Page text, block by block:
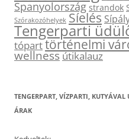
Spanyolország strandok
Szórakozóhelyek Síelés
Tengerparti
tóparttörténelmi
wellnessútikalauz
TENGERPART, VÍZPARTI, KUTYÁVAL
ÁRAK